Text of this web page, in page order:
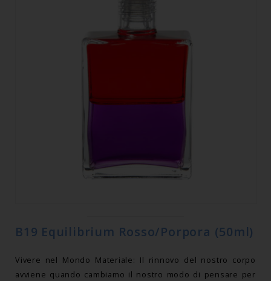
B19 Equilibrium Rosso/Porpora (50ml)
Vivere nel Mondo Materiale: Il rinnovo del nostro corpo
avviene quando cambiamo il nostro modo di pensare per